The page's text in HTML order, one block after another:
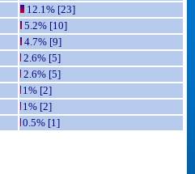
12.1% [23]
5.2% [10]
4.7% [9]
2.6% [5]
2.6% [5]
1% [2]
1% [2]
0.5% [1]